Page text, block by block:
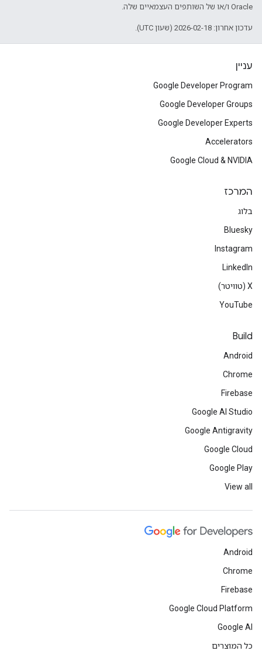
Oracle ו/או של השותפים העצמאיים שלה.
עדכון אחרון: 2026-02-18 (שעון UTC).
עניין
Google Developer Program
Google Developer Groups
Google Developer Experts
Accelerators
Google Cloud & NVIDIA
המרכז
בלוג
Bluesky
Instagram
LinkedIn
‫X (טוויטר)
YouTube
Build
Android
Chrome
Firebase
Google AI Studio
Google Antigravity
Google Cloud
Google Play
View all
Android
Chrome
Firebase
Google Cloud Platform
Google AI
כל המוצרים